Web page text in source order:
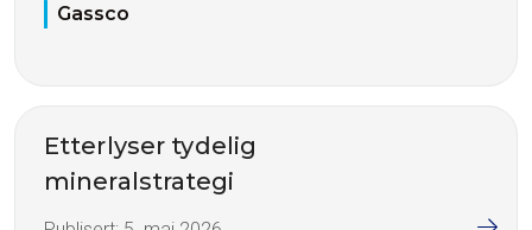
Gassco
Etterlyser tydelig
mineralstrategi